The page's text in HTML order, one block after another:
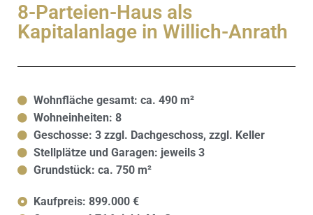
8-Parteien-Haus als
Kapitalanlage in Willich-Anrath
Wohnfläche gesamt: ca. 490 m²
Wohneinheiten: 8
Geschosse: 3 zzgl. Dachgeschoss, zzgl. Keller
Stellplätze und Garagen: jeweils 3
Grundstück: ca. 750 m²​
Kaufpreis: 899.000 €